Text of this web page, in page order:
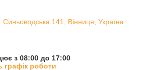
Синьоводська 141, Вінниця, Україна
з 08:00 до 17:00
графік роботи